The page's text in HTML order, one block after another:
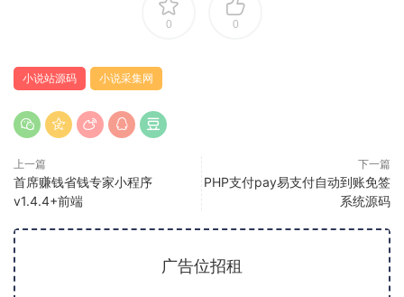
0 0
小说站源码 小说采集网
上一篇
首席赚钱省钱专家小程序
v1.4.4+前端
下一篇
PHP支付pay易支付自动到账免签
系统源码
广告位招租